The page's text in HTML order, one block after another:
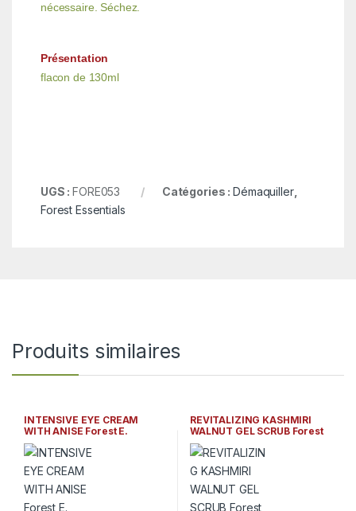
nécessaire. Séchez.
Présentation
flacon de 130ml
UGS :FORE053 Catégories :Démaquiller,
Forest Essentials
Produits similaires
INTENSIVE EYE CREAM
WITH ANISE Forest E.
REVITALIZING KASHMIRI
WALNUT GEL SCRUB Forest
Essentials